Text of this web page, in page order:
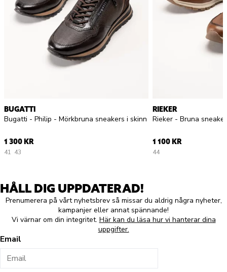
BUGATTI
Bugatti - Philip - Mörkbruna sneakers i skinn
1 300 KR
41 43
RIEKER
Rieker - Bruna
1 100 KR
44
HÅLL DIG UPPDATERAD!
Prenumerera på vårt nyhetsbrev så missar du aldrig några nyheter,
kampanjer eller annat spännande!
Vi värnar om din integritet. Här kan du läsa hur vi hanterar dina
uppgifter.
Email